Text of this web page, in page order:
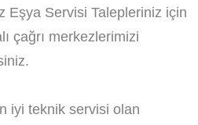
Eşya Servisi Talepleriniz için
çağrı merkezlerimizi
iyi teknik servisi olan